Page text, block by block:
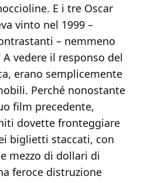
E i tre Oscar
vinto nel 1999 –
– nemmeno
vedere il responso del
erano semplicemente
Perché nonostante
film precedente,
dovette fronteggiare
biglietti staccati, con
mezzo di dollari di
feroce distruzione